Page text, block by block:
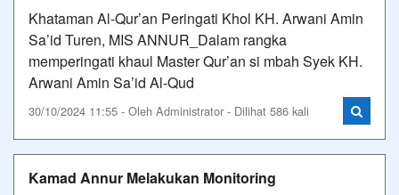
Khataman Al-Qur’an Peringati Khol KH. Arwani Amin
Sa’id Turen, MIS ANNUR_Dalam rangka
memperingati khaul Master Qur’an si mbah Syek KH.
Arwani Amin Sa’id Al-Qud
30/10/2024 11:55 - Oleh Administrator - Dilihat 586 kali
Kamad Annur Melakukan Monitoring